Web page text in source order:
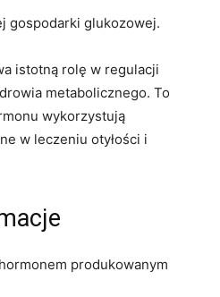
gospodarki glukozowej.
istotną rolę w regulacji
metabolicznego. To
wykorzystują
w leczeniu otyłości i
produkowanym